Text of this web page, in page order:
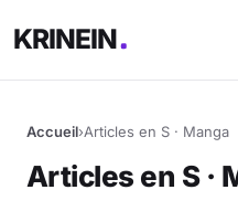
KRINEIN
Accueil›Articles en S · Manga
Articles en S ·